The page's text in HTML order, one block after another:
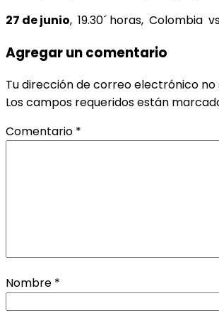
27 de junio, 19.30´ horas, Colombia
Agregar un comentario
Tu dirección de correo electrónico no
Los campos requeridos están
Comentario *
Nombre *